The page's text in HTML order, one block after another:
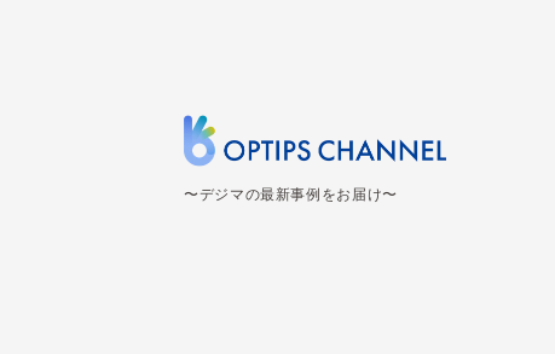
〜デジマの最新事例をお届け〜